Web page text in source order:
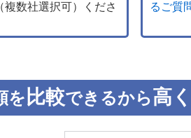
複数社選択可）くださ
るご質
を 比較できるから高